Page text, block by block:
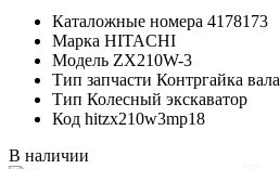
Каталожные номера 4178173
Марка HITACHI
Модель ZX210W-3
Тип запчасти Контргайка вала
Тип Колесный экскаватор
Код hitzx210w3mp18
В наличии